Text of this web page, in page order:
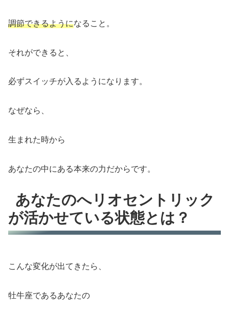
調節できるようになること。
それができると、
必ずスイッチが入るようになります。
なぜなら、
生まれた時から
あなたの中にある本来の力だからです。
あなたのへリオセントリック
が活かせている状態とは？
こんな変化が出てきたら、
牡牛座であるあなたの